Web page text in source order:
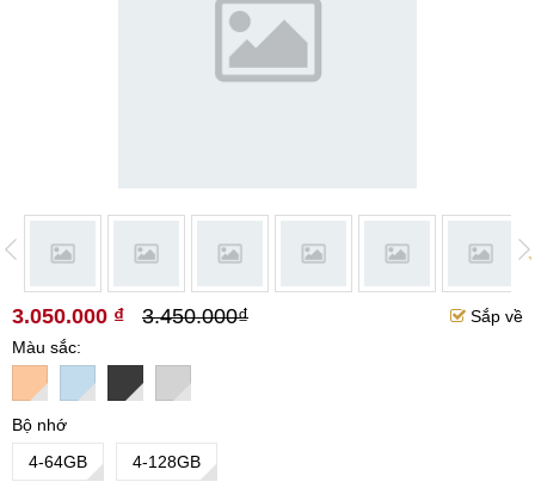
3.050.000 ₫ 3.450.000₫
Sắp về
Màu sắc
Bộ nhớ
4-64GB
4-128GB